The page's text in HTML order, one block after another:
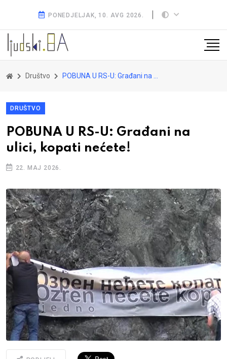
PONEDJELJAK, 10. AVG 2026.
Društvo POBUNA U RS-U: Građani na ulici, kopati nećete!
DRUŠTVO
POBUNA U RS-U: Građani na
ulici, kopati nećete!
22. MAJ 2026.